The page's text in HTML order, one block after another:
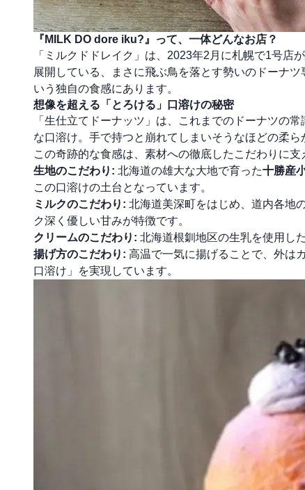
『MILK DO dore iku?』って、一体どんなお店？
「ミルクドドレイク」は、2023年2月に札幌で1号店
展開している、まさに飛ぶ鳥を落とす勢いのドーナ
いう独自の食感にあります。
想像を超える「とろける」口溶けの秘密
「生仕立てドーナッツ」は、これまでのドーナツの
な口溶け。手で持つと崩れてしまいそうなほどの柔ら
この奇跡的な食感は、素材への徹底したこだわりに支
生地のこだわり: 北海道の雄大な大地で育った十勝産
この口溶けの土台となっています。
ミルクのこだわり: 北海道美深町をはじめ、道内各地
ク深く優しい甘みが特徴です。
クリームのこだわり: 北海道根釧地区の生乳を使用した
揚げ方のこだわり: 高温で一気に揚げることで、外は
口溶け」を実現しています。